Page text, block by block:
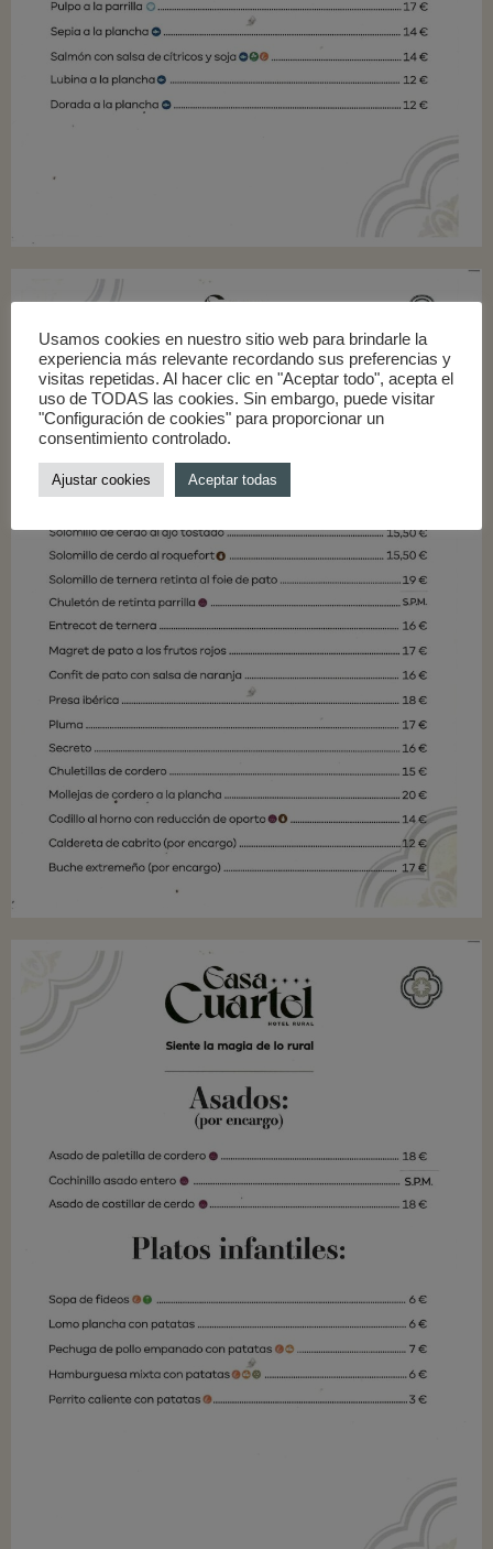
Usamos cookies en nuestro sitio web para brindarle la
experiencia más relevante recordando sus preferencias y
visitas repetidas. Al hacer clic en "Aceptar todo", acepta el
uso de TODAS las cookies. Sin embargo, puede visitar
"Configuración de cookies" para proporcionar un
consentimiento controlado.
Ajustar cookies Aceptar todas